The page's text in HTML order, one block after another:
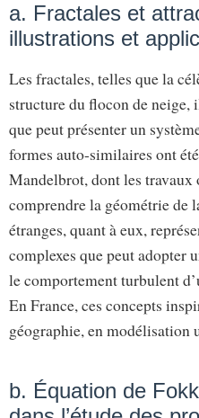
a. Fractales et
illustrations et
Les fractales, telles que la
structure du flocon de
que peut présenter un
formes auto-similaires ont
Mandelbrot, dont les
comprendre la géométrie de
étranges, quant à eux,
complexes que peut adopter
le comportement turbulent
En France, ces concepts
géographie, en modélisation
b. Équation de